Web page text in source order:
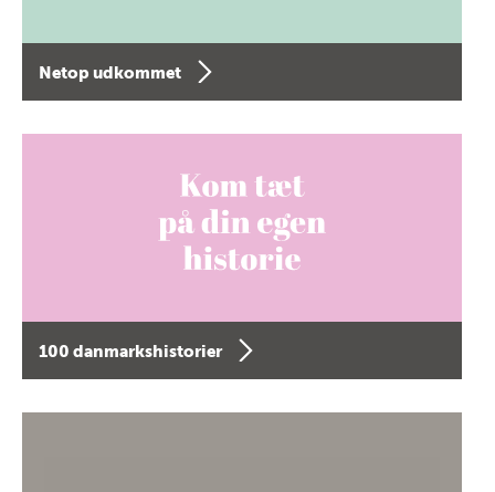
Netop udkommet
100 danmarkshistorier